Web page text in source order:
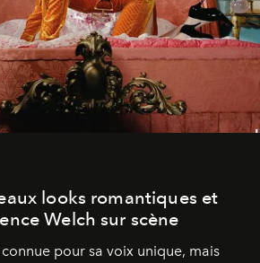
looks romantiques et
Welch sur scène
pour sa voix unique, mais